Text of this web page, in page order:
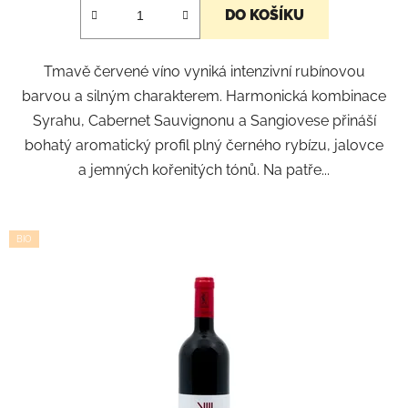
DO KOŠÍKU
Tmavě červené víno vyniká intenzivní rubínovou
barvou a silným charakterem. Harmonická kombinace
Syrahu, Cabernet Sauvignonu a Sangiovese přináší
bohatý aromatický profil plný černého rybízu, jalovce
a jemných kořenitých tónů. Na patře...
BIO